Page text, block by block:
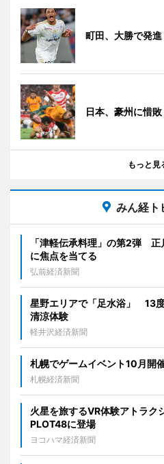
町田、大勝で発
日本、豪州に惜
もっと見
みん経ト
「津軽伝承料理」の第2弾
に焦点を当てる
弘前経済新聞
星野エリアで「足水浴」 13
清涼体験
軽井沢経済新聞
札幌でゲームイベント10月
札幌経済新聞
火星を旅するVR体験アトラ
PLOT48に登場
ヨコハマ経済新聞